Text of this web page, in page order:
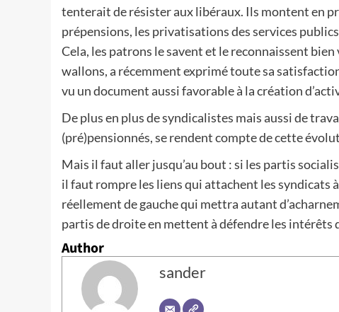
tenterait de résister aux libéraux. Ils montent en
prépensions, les privatisations des services
Cela, les patrons le savent et le reconnaissent
wallons, a récemment exprimé toute sa
vu un document aussi favorable à la création
De plus en plus de syndicalistes mais aussi de
(pré)pensionnés, se rendent compte de cette
Mais il faut aller jusqu’au bout : si les partis
il faut rompre les liens qui attachent les syndicats
réellement de gauche qui mettra autant
partis de droite en mettent à défendre les intérêts
Author
sander